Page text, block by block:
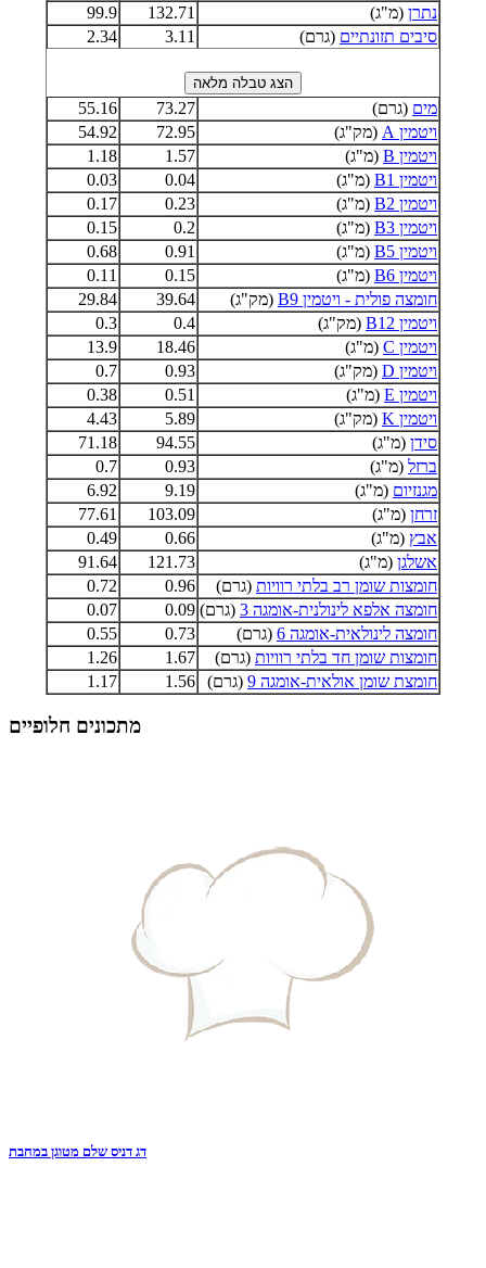
נתרן (מ"ג) 132.71
99.9
סיבים תזונתיים (גרם) 3.11
2.34
מים (גרם) 73.27
55.16
ויטמין A
(מק"ג) 72.95
54.92
ויטמין B
(מ"ג) 1.57
1.18
ויטמין B1
(מ"ג) 0.04
0.03
ויטמין B2
(מ"ג) 0.23
0.17
ויטמין B3
(מ"ג) 0.2
0.15
ויטמין B5
(מ"ג) 0.91
0.68
ויטמין B6
(מ"ג) 0.15
0.11
חומצה פולית - ויטמין B9
(מק"ג) 39.64
29.84
ויטמין B12
(מק"ג) 0.4
0.3
ויטמין C
(מ"ג) 18.46
13.9
ויטמין D
(מק"ג) 0.93
0.7
ויטמין E
(מ"ג) 0.51
0.38
ויטמין K
(מק"ג) 5.89
4.43
סידן (מ"ג) 94.55
71.18
ברזל (מ"ג) 0.93
0.7
מגנזיום (מ"ג) 9.19
6.92
זרחן (מ"ג) 103.09
77.61
אבץ (מ"ג) 0.66
0.49
אשלגן (מ"ג) 121.73
91.64
חומצות שומן רב בלתי רוויות (גרם) 0.96
0.72
חומצה אלפא לינולנית-אומגה 3
(גרם) 0.09
0.07
חומצה לינולאית-אומגה 6
(גרם) 0.73
0.55
חומצות שומן חד בלתי רוויות (גרם) 1.67
1.26
חומצת שומן אולאית-אומגה 9
(גרם) 1.56
1.17
מתכונים חלופיים
דג דניס שלם מטוגן במחבת